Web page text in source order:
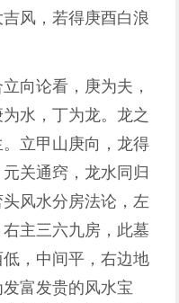
风，若得庚酉白浪
向论看，庚为夫，
水，丁为龙。龙之
立甲山庚向，龙得
关通窍，龙水同归
风水分房法论，左
主三六九房，此墓
，中间平，右边地
富发贵的风水宝